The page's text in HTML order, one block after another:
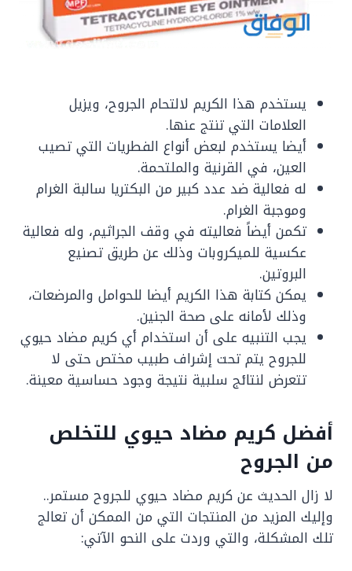
يستخدم هذا الكريم لالتحام الجروح، ويزيل
العلامات التي تنتج عنها.
أيضا يستخدم لبعض أنواع الفطريات التي تصيب
العين، في القرنية والملتحمة.
له فعالية ضد عدد كبير من البكتريا سالبة الغرام
وموجبة الغرام.
تكمن أيضاً فعاليته في وقف الجراثيم، وله فعالية
عكسية للميكروبات وذلك عن طريق تصنيع
البروتين.
يمكن كتابة هذا الكريم أيضا للحوامل والمرضعات،
وذلك لأمانه على صحة الجنين.
يجب التنبيه على أن استخدام أي كريم مضاد حيوي
للجروح يتم تحت إشراف طبيب مختص حتى لا
تتعرض لنتائج سلبية نتيجة وجود حساسية معينة.
أفضل كريم مضاد حيوي للتخلص
من الجروح
لا زال الحديث عن كريم مضاد حيوي للجروح مستمر..
وإليك المزيد من المنتجات التي من الممكن أن تعالج
تلك المشكلة، والتي وردت على النحو الآتي: